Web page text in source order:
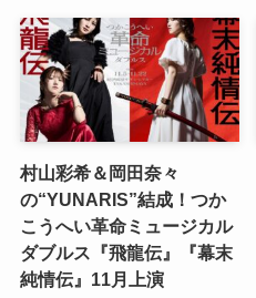
村山彩希＆岡田奈々
の“YUNARIS”結成！つか
こうへい革命ミュージカル
ダブルス『飛龍伝』『幕末
純情伝』11月上演